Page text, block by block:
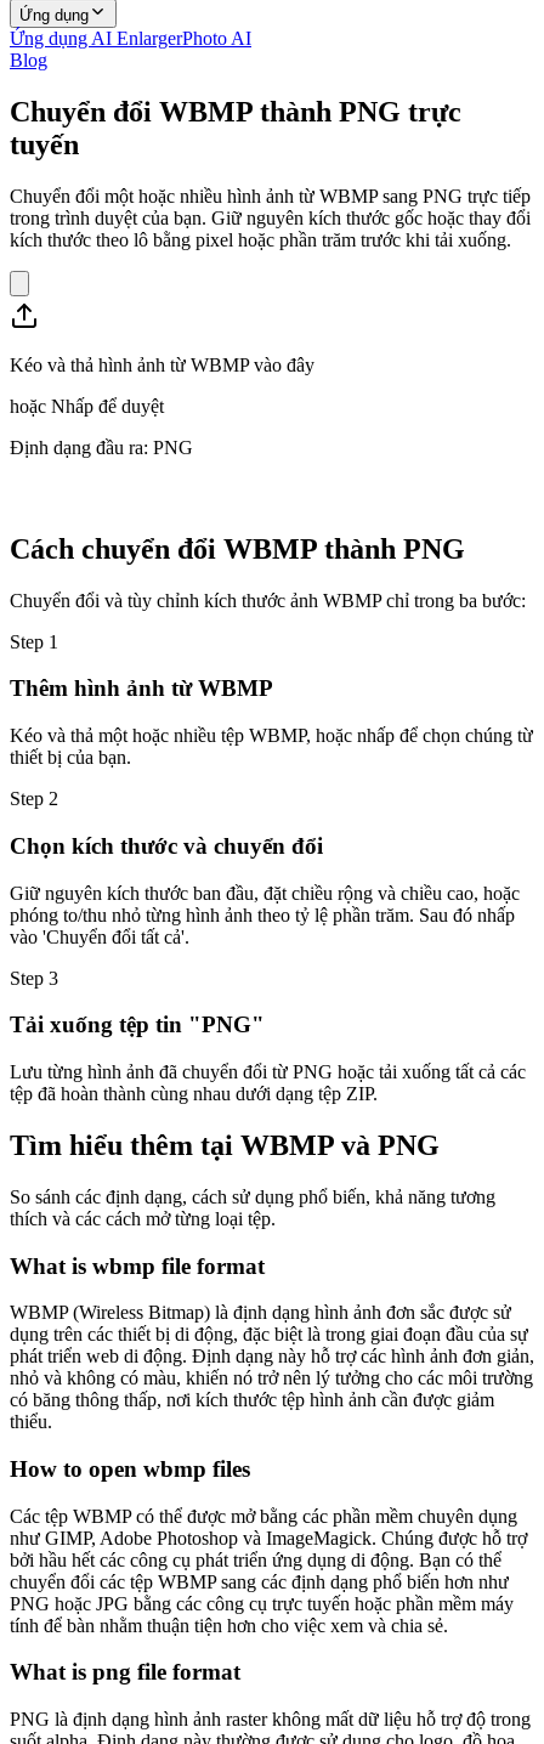
Ứng dụng
Ứng dụng AI EnlargerPhoto AI
Blog
Chuyển đổi WBMP thành PNG trực
tuyến
Chuyển đổi một hoặc nhiều hình ảnh từ WBMP sang PNG trực tiếp
trong trình duyệt của bạn. Giữ nguyên kích thước gốc hoặc thay đổi
kích thước theo lô bằng pixel hoặc phần trăm trước khi tải xuống.
Kéo và thả hình ảnh từ WBMP vào đây
hoặc Nhấp để duyệt
Định dạng đầu ra: PNG
Cách chuyển đổi WBMP thành PNG
Chuyển đổi và tùy chỉnh kích thước ảnh WBMP chỉ trong ba bước:
Step 1
Thêm hình ảnh từ WBMP
Kéo và thả một hoặc nhiều tệp WBMP, hoặc nhấp để chọn chúng từ
thiết bị của bạn.
Step 2
Chọn kích thước và chuyển đổi
Giữ nguyên kích thước ban đầu, đặt chiều rộng và chiều cao, hoặc
phóng to/thu nhỏ từng hình ảnh theo tỷ lệ phần trăm. Sau đó nhấp
vào 'Chuyển đổi tất cả'.
Step 3
Tải xuống tệp tin "PNG"
Lưu từng hình ảnh đã chuyển đổi từ PNG hoặc tải xuống tất cả các
tệp đã hoàn thành cùng nhau dưới dạng tệp ZIP.
Tìm hiểu thêm tại WBMP và PNG
So sánh các định dạng, cách sử dụng phổ biến, khả năng tương
thích và các cách mở từng loại tệp.
What is wbmp file format
WBMP (Wireless Bitmap) là định dạng hình ảnh đơn sắc được sử
dụng trên các thiết bị di động, đặc biệt là trong giai đoạn đầu của sự
phát triển web di động. Định dạng này hỗ trợ các hình ảnh đơn giản,
nhỏ và không có màu, khiến nó trở nên lý tưởng cho các môi trường
có băng thông thấp, nơi kích thước tệp hình ảnh cần được giảm
thiểu.
How to open wbmp files
Các tệp WBMP có thể được mở bằng các phần mềm chuyên dụng
như GIMP, Adobe Photoshop và ImageMagick. Chúng được hỗ trợ
bởi hầu hết các công cụ phát triển ứng dụng di động. Bạn có thể
chuyển đổi các tệp WBMP sang các định dạng phổ biến hơn như
PNG hoặc JPG bằng các công cụ trực tuyến hoặc phần mềm máy
tính để bàn nhằm thuận tiện hơn cho việc xem và chia sẻ.
What is png file format
PNG là định dạng hình ảnh raster không mất dữ liệu hỗ trợ độ trong